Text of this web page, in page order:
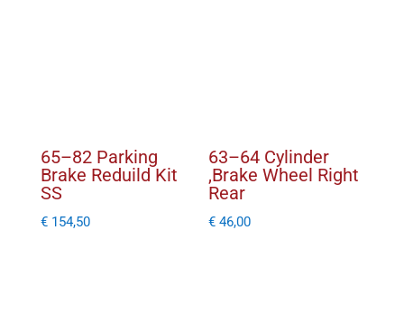
65–82 Parking
Brake Reduild Kit
SS
€154,50
63–64 Cylinder
,Brake Wheel Right
Rear
€ 46,00